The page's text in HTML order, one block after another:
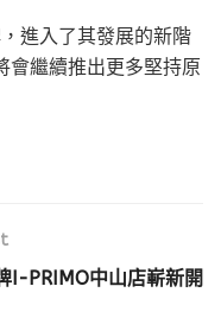
進入了其發展的新階
會繼續推出更多堅持原
I-PRIMO中山店嶄新開